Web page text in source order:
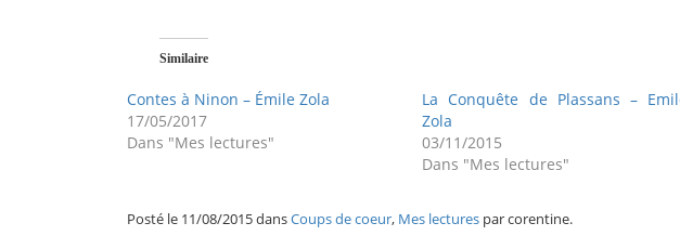
Similaire
Contes à Ninon – Émile Zola
17/05/2017
Dans "Mes lectures"
La Conquête de Plassans –
Zola
03/11/2015
Dans "Mes lectures"
Posté le 11/08/2015 dansCoups de coeur, Mes lectures par corentine.